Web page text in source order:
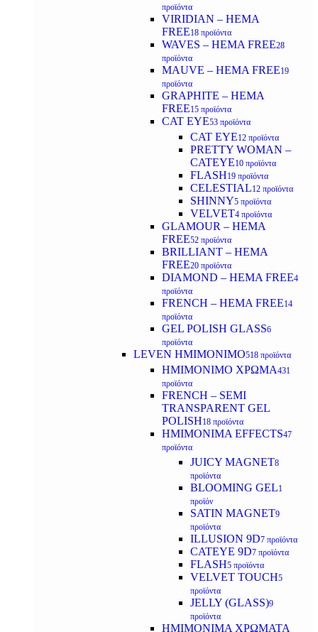
προϊόντα
VIRIDIAN – HEMA
FREE18 προϊόντα
WAVES – HEMA FREE28
προϊόντα
MAUVE – HEMA FREE19
προϊόντα
GRAPHITE – HEMA
FREE15 προϊόντα
CAT EYE53 προϊόντα
CAT EYE12 προϊόντα
PRETTY WOMAN –
CATEYE10 προϊόντα
FLASH19 προϊόντα
CELESTIAL12 προϊόντα
SHINNY5 προϊόντα
VELVET4 προϊόντα
GLAMOUR – HEMA
FREE52 προϊόντα
BRILLIANT – HEMA
FREE20 προϊόντα
DIAMOND – HEMA FREE4
προϊόντα
FRENCH – HEMA FREE14
προϊόντα
GEL POLISH GLASS6
προϊόντα
LEVEN ΗΜΙΜΟΝΙΜΟ518 προϊόντα
ΗΜΙΜΟΝΙΜΟ ΧΡΩΜΑ431
προϊόντα
FRENCH – SEMI
TRANSPARENT GEL
POLISH18 προϊόντα
HMIMONIMA EFFECTS47
προϊόντα
JUICY MAGNET8
προϊόντα
BLOOMING GEL1
προϊόν
SATIN MAGNET9
προϊόντα
ILLUSION 9D7 προϊόντα
CATEYE 9D7 προϊόντα
FLASH5 προϊόντα
VELVET TOUCH5
προϊόντα
JELLY (GLASS)9
προϊόντα
ΗΜΙΜΟΝΙΜA ΧΡΩΜΑΤΑ